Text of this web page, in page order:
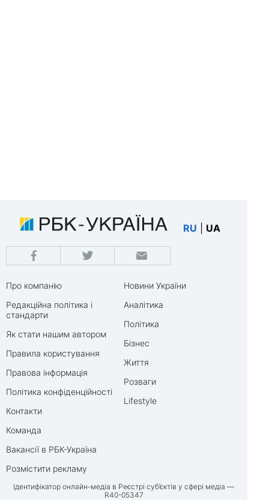
RU UA
Про компанію
Редакційна політика і
стандарти
Як стати нашим автором
Правила користування
Правова інформація
Політика конфіденційності
Контакти
Команда
Вакансії в РБК-Україна
Розмістити рекламу
Новини України
Аналітика
Політика
Бізнес
Життя
Розваги
Lifestyle
Ідентифікатор онлайн-медіа в Реєстрі суб’єктів у сфері медіа —
R40-05347